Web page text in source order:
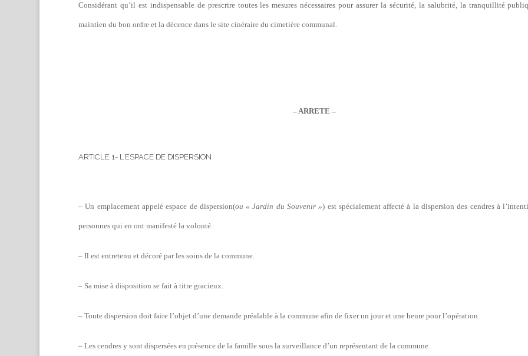
Considérant qu’il est indispensable de prescrire toutes les mesures nécessaires pour assurer la sécurité, la salubrité, la tranquillité
maintien du bon ordre et la décence dans le site cinéraire du cimetière communal.
– ARRETE –
ARTICLE 1- L’ESPACE DE DISPERSION
– Un emplacement appelé espace de dispersion(ou « Jardin du Souvenir ») est spécialement affecté à la dispersion des cendres à
personnes qui en ont manifesté la volonté.
– Il est entretenu et décoré par les soins de la commune.
– Sa mise à disposition se fait à titre gracieux.
– Toute dispersion doit faire l’objet d’une demande préalable à la commune afin de fixer un jour et une heure pour l’opération.
– Les cendres y sont dispersées en présence de la famille sous la surveillance d’un représentant de la commune.